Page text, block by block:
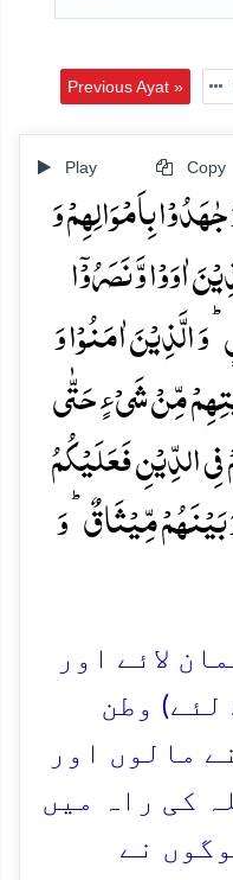
Previous Ayat »
Play Copy
بِاَمۡوَالِہِمۡ وَ
اٰوَوۡا وَّ نَصَرُوۡۤا
الَّذِیۡنَ اٰمَنُوۡا وَ
مِّنۡ شَیۡءٍ حَتّٰی
الدِّیۡنِ فَعَلَیۡکُمُ
بَیۡنَہُمۡ مِّیۡثَاقٌ ؕ وَ
لائے اور
لئے) وطن
مالوں اور
کی راہ میں
نے